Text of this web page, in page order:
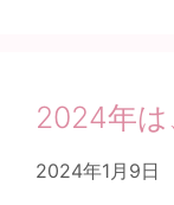
2024年は
2024年1月9日